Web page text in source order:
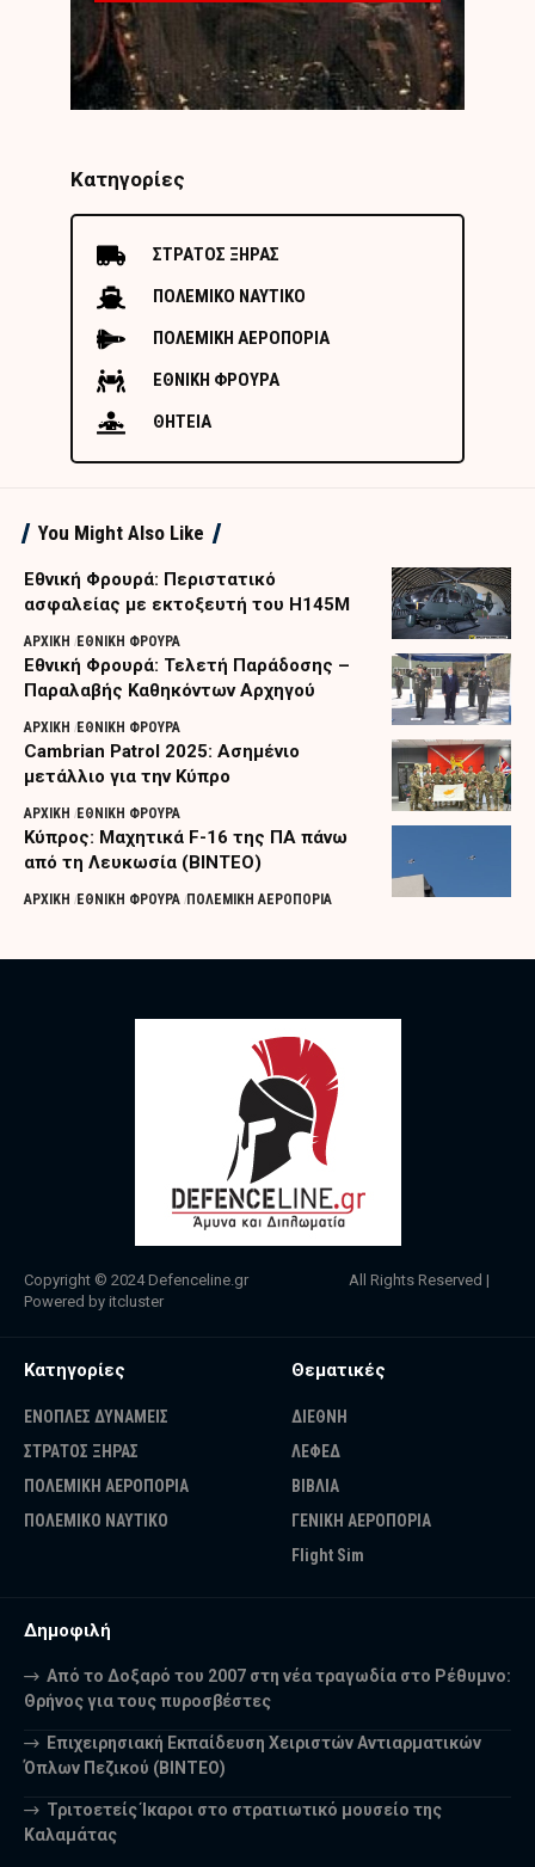
Κατηγορίες
ΣΤΡΑΤΟΣ ΞΗΡΑΣ
ΠΟΛΕΜΙΚΟ ΝΑΥΤΙΚΟ
ΠΟΛΕΜΙΚΗ ΑΕΡΟΠΟΡΙΑ
ΕΘΝΙΚΗ ΦΡΟΥΡΑ
ΘΗΤΕΙΑ
You Might Also Like
Εθνική Φρουρά: Περιστατικό
ασφαλείας με εκτοξευτή του H145M
ΑΡΧΙΚΗ ΕΘΝΙΚΗ ΦΡΟΥΡΑ
Εθνική Φρουρά: Τελετή Παράδοσης –
Παραλαβής Καθηκόντων Αρχηγού
ΑΡΧΙΚΗ ΕΘΝΙΚΗ ΦΡΟΥΡΑ
Cambrian Patrol 2025: Ασημένιο
μετάλλιο για την Κύπρο
ΑΡΧΙΚΗ ΕΘΝΙΚΗ ΦΡΟΥΡΑ
Κύπρος: Μαχητικά F-16 της ΠΑ πάνω
από τη Λευκωσία (ΒΙΝΤΕΟ)
ΑΡΧΙΚΗ ΕΘΝΙΚΗ ΦΡΟΥΡΑ ΠΟΛΕΜΙΚΗ ΑΕΡΟΠΟΡΙΑ
Copyright © 2024 Defenceline.gr All Rights Reserved |
Powered by itcluster
Κατηγορίες
ΕΝΟΠΛΕΣ ΔΥΝΑΜΕΙΣ
ΣΤΡΑΤΟΣ ΞΗΡΑΣ
ΠΟΛΕΜΙΚΗ ΑΕΡΟΠΟΡΙΑ
ΠΟΛΕΜΙΚΟ ΝΑΥΤΙΚΟ
Θεματικές
ΔΙΕΘΝΗ
ΛΕΦΕΔ
ΒΙΒΛΙΑ
ΓΕΝΙΚΗ ΑΕΡΟΠΟΡΙΑ
Flight Sim
Δημοφιλή
Από το Δοξαρό του 2007 στη νέα τραγωδία στο Ρέθυμνο:
Θρήνος για τους πυροσβέστες
Επιχειρησιακή Εκπαίδευση Χειριστών Αντιαρματικών
Όπλων Πεζικού (ΒΙΝΤΕΟ)
Τριτοετείς Ίκαροι στο στρατιωτικό μουσείο της
Καλαμάτας